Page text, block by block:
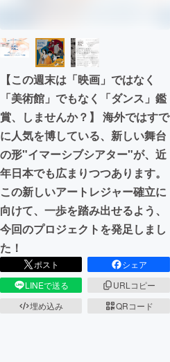
CAMPFIRE for Social Good
CAMPFIREふるさと納税
【この週末は「映画」ではなく
「美術館」でもなく「ダンス」鑑
賞、しませんか？】 海外ではすで
に人気を博している、新しい舞台
の形"イマーシブシアター"が、近
年日本でも広まりつつあります。
この新しいアートレジャー確立に
向けて、一歩を踏み出せるよう、
今回のプロジェクトを発足しまし
た！
ポスト
シェア
LINEで送る
URLコピー
埋め込み
QRコード